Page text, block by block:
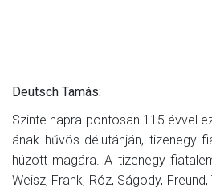
Deutsch Tamás:
Szinte napra pontosan 115 évvel
ának hűvös délutánján, tizenegy
húzott magára. A tizenegy
Weisz, Frank, Róz, Ságody,